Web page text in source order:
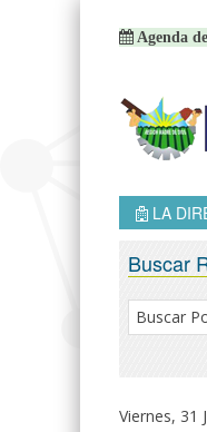
Agenda
LA
Buscar
Viernes, 31